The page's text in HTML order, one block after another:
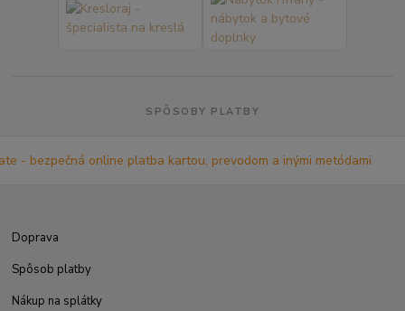
SPÔSOBY PLATBY
Doprava
Spôsob platby
Nákup na splátky